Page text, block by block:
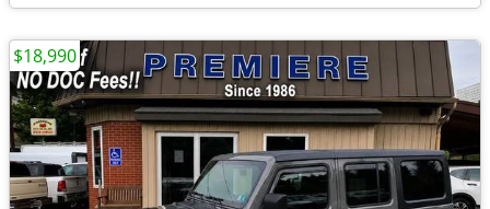
$18,990